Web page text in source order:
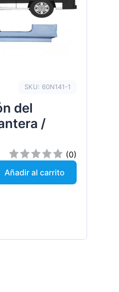
SKU: 60N141-1
del
/
(0)
Añadir al carrito